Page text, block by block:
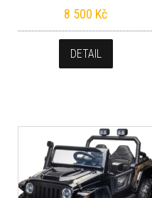
8 500 Kč
DETAIL